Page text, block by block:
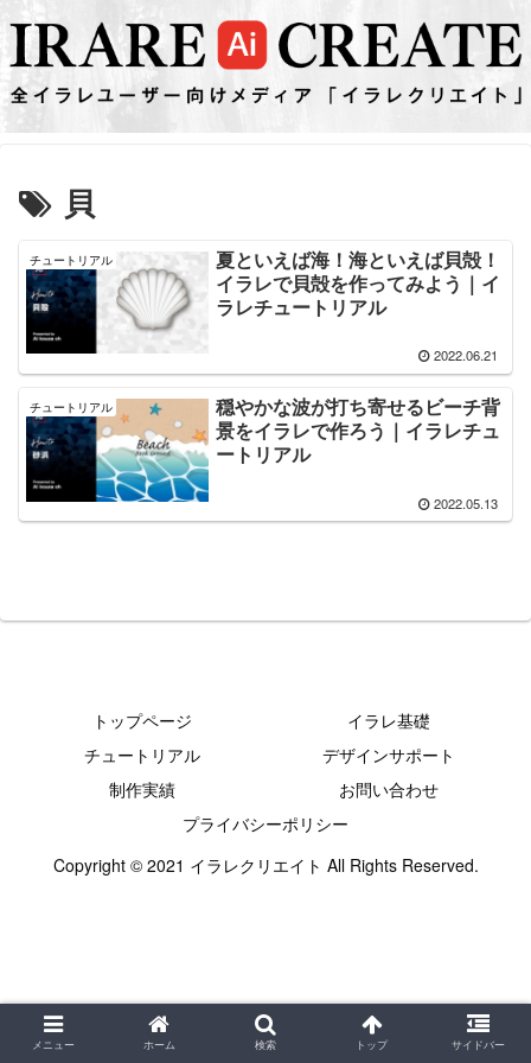
貝
チュートリアル
夏といえば海！海といえば貝殻！
イラレで貝殻を作ってみよう｜イ
ラレチュートリアル
2022.06.21
チュートリアル
穏やかな波が打ち寄せるビーチ背
景をイラレで作ろう｜イラレチュ
ートリアル
2022.05.13
トップページ
イラレ基礎
チュートリアル
デザインサポート
制作実績
お問い合わせ
プライバシーポリシー
Copyright © 2021 イラレクリエイト All Rights Reserved.
メニュー ホーム 検索 トップ サイドバー